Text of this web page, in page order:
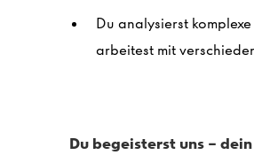
Du analysierst
arbeitest mit
Du begeisterst uns -